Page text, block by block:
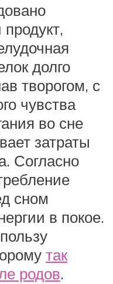
долго
творогом, с
чувства
во сне
затраты
Согласно
сном
в покое.
так
родов.